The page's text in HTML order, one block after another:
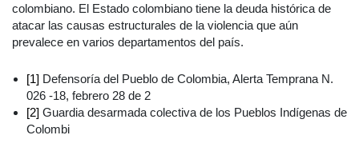
colombiano. El Estado colombiano tiene la deuda histórica de
atacar las causas estructurales de la violencia que aún
prevalece en varios departamentos del país.
[1] Defensoría del Pueblo de Colombia, Alerta Temprana N.
026 -18, febrero 28 de 2
[2] Guardia desarmada colectiva de los Pueblos Indígenas de
Colombi